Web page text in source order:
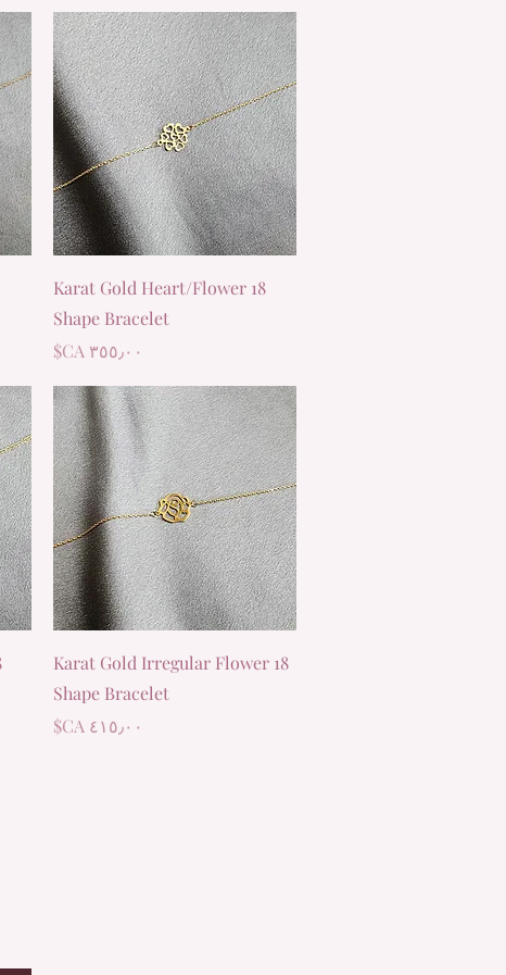
العرض السريع
18 Karat Gold Heart/Flower
Shape Bracelet
السعر
العرض السريع
18 Karat Gold Irregular Flower
Shape Bracelet
السعر